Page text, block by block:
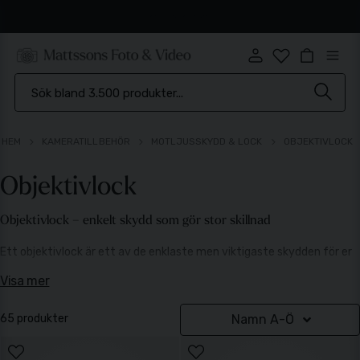
Objektivlock
Objektivlock – enkelt skydd som gör stor skillnad
Ett objektivlock är ett av de enklaste men viktigaste skydden för er
frontlinsen och fattningen mot damm, smuts, repor och oavsiktliga
stötar – sådant som annars snabbt kan påverka både bildkvalitet och
livslängd.
Oavsett om ni har tappat bort ett lock, behöver ett extra som
reserv eller vill ersätta ett slitet original är rätt objektivlock en liten
Visa mer
65 produkter Namn A-Ö